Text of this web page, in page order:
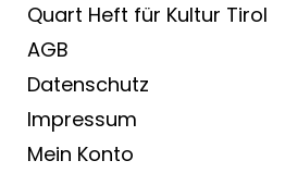
Quart Heft für Kultur Tirol
AGB
Datenschutz
Impressum
Mein Konto